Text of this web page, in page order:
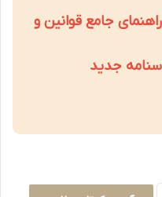
جامع قوانین و
جدید